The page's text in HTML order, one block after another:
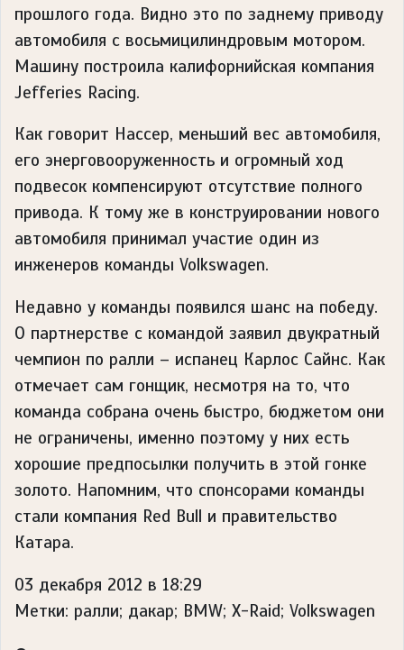
прошлого года. Видно это по заднему приводу
автомобиля с восьмицилиндровым мотором.
Машину построила калифорнийская компания
Jefferies Racing.
Как говорит Нассер, меньший вес автомобиля,
его энерговооруженность и огромный ход
подвесок компенсируют отсутствие полного
привода. К тому же в конструировании нового
автомобиля принимал участие один из
инженеров команды Volkswagen.
Недавно у команды появился шанс на победу.
О партнерстве с командой заявил двукратный
чемпион по ралли – испанец Карлос Сайнс. Как
отмечает сам гонщик, несмотря на то, что
команда собрана очень быстро, бюджетом они
не ограничены, именно поэтому у них есть
хорошие предпосылки получить в этой гонке
золото. Напомним, что спонсорами команды
стали компания Red Bull и правительство
Катара.
03 декабря 2012 в 18:29
Метки: ралли; дакар; BMW; X-Raid; Volkswagen